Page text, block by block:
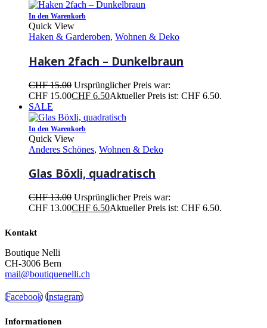
In den Warenkorb
Quick View
Haken & Garderoben, Wohnen & Deko
Haken 2fach – Dunkelbraun
CHF15.00 Ursprünglicher Preis war:
CHF 15.00CHF 6.50Aktueller Preis ist: CHF 6.50.
SALE
In den Warenkorb
Quick View
Anderes Schönes, Wohnen & Deko
Glas Böxli, quadratisch
CHF13.00 Ursprünglicher Preis war:
CHF 13.00CHF 6.50Aktueller Preis ist: CHF 6.50.
Kontakt
Boutique Nelli
CH-3006 Bern
mail@boutiquenelli.ch
Facebook Instagram
Informationen